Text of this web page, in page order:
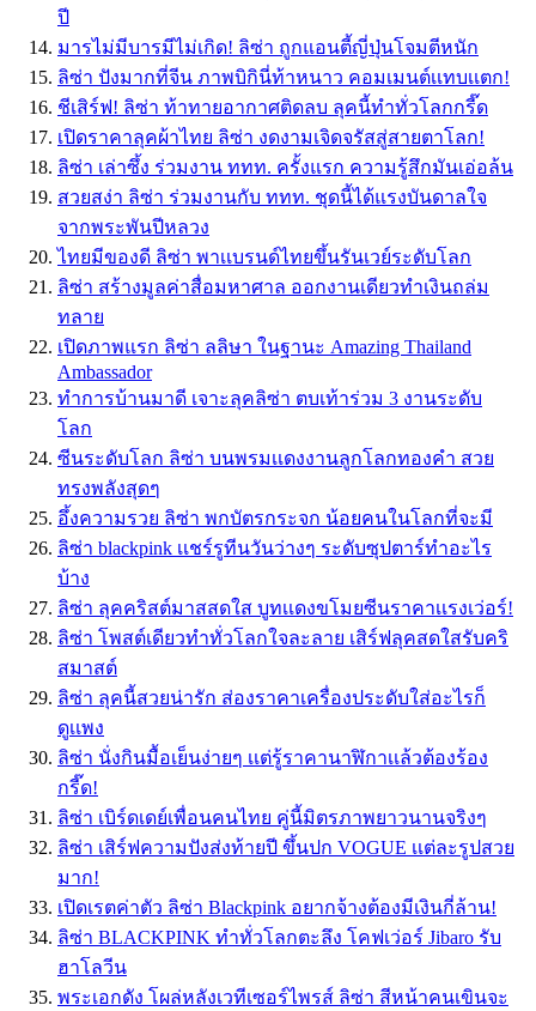
ปี
มารไม่มีบารมีไม่เกิด! ลิซ่า ถูกแอนตี้ญี่ปุ่นโจมตีหนัก
ลิซ่า ปังมากที่จีน ภาพบิกินี่ท้าหนาว คอมเมนต์เเทบเเตก!
ชีเสิร์ฟ! ลิซ่า ท้าทายอากาศติดลบ ลุคนี้ทำทั่วโลกกรี๊ด
เปิดราคาลุคผ้าไทย ลิซ่า งดงามเจิดจรัสสู่สายตาโลก!
ลิซ่า เล่าซึ้ง ร่วมงาน ททท. ครั้งแรก ความรู้สึกมันเอ่อล้น
สวยสง่า ลิซ่า ร่วมงานกับ ททท. ชุดนี้ได้แรงบันดาลใจ
จากพระพันปีหลวง
ไทยมีของดี ลิซ่า พาเเบรนด์ไทยขึ้นรันเวย์ระดับโลก
ลิซ่า สร้างมูลค่าสื่อมหาศาล ออกงานเดียวทำเงินถล่ม
ทลาย
เปิดภาพแรก ลิซ่า ลลิษา ในฐานะ Amazing Thailand
Ambassador
ทำการบ้านมาดี เจาะลุคลิซ่า ตบเท้าร่วม 3 งานระดับ
โลก
ซีนระดับโลก ลิซ่า บนพรมเเดงงานลูกโลกทองคำ สวย
ทรงพลังสุดๆ
อึ้งความรวย ลิซ่า พกบัตรกระจก น้อยคนในโลกที่จะมี
ลิซ่า blackpink เเชร์รูทีนวันว่างๆ ระดับซุปตาร์ทำอะไร
บ้าง
ลิซ่า ลุคคริสต์มาสสดใส บูทเเดงขโมยซีนราคาเเรงเว่อร์!
ลิซ่า โพสต์เดียวทำทั่วโลกใจละลาย เสิร์ฟลุคสดใสรับคริ
สมาสต์
ลิซ่า ลุคนี้สวยน่ารัก ส่องราคาเครื่องประดับใส่อะไรก็
ดูเเพง
ลิซ่า นั่งกินมื้อเย็นง่ายๆ เเต่รู้ราคานาฬิกาเเล้วต้องร้อง
กรี๊ด!
ลิซ่า เบิร์ดเดย์เพื่อนคนไทย คู่นี้มิตรภาพยาวนานจริงๆ
ลิซ่า เสิร์ฟความปังส่งท้ายปี ขึ้นปก VOGUE เเต่ละรูปสวย
มาก!
เปิดเรตค่าตัว ลิซ่า Blackpink อยากจ้างต้องมีเงินกี่ล้าน!
ลิซ่า BLACKPINK ทำทั่วโลกตะลึง โคฟเว่อร์ Jibaro รับ
ฮาโลวีน
พระเอกดัง โผล่หลังเวทีเซอร์ไพรส์ ลิซ่า สีหน้าคนเขินจะ